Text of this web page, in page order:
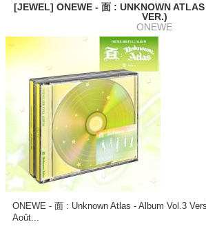
[JEWEL] ONEWE - 面 : UNKNOWN
VER.)
ONEWE
ONEWE - 面 : Unknown Atlas - Album Vol.3
Août...